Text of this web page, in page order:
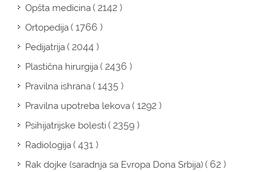
Opšta medicina( 2142 )
Ortopedija( 1766 )
Pedijatrija( 2044 )
Plastična hirurgija( 2436 )
Pravilna ishrana( 1435 )
Pravilna upotreba lekova( 1292 )
Psihijatrijske bolesti( 2359 )
Radiologija( 431 )
Rak dojke (saradnja sa Evropa Dona Srbija)( 62 )